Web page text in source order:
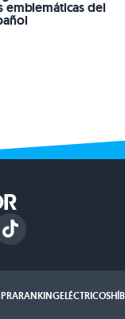
emblemáticas del
RANKINGELÉCTRICOS